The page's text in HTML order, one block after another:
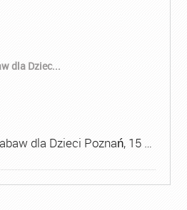
dla Dziec...
dla Dzieci Poznań, 15 …